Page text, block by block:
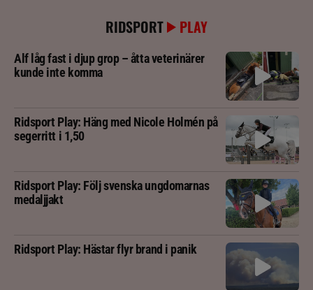
RIDSPORT PLAY
Alf låg fast i djup grop – åtta veterinärer
kunde inte komma
Ridsport Play: Häng med Nicole Holmén på
segerritt i 1,50
Ridsport Play: Följ svenska ungdomarnas
medaljjakt
Ridsport Play: Hästar flyr brand i panik